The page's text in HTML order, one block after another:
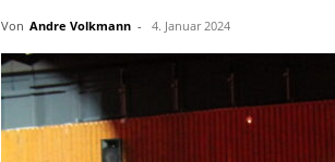
Von Andre Volkmann - 4. Januar 2024